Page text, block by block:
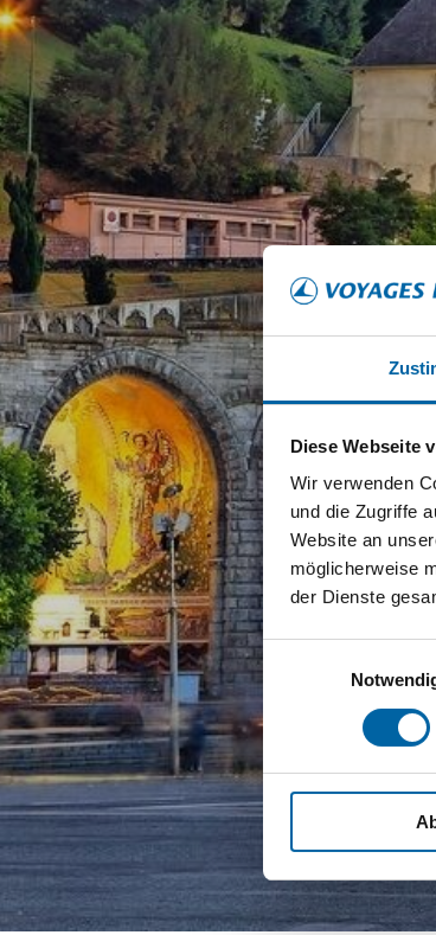
Diese Webseite
Wir verwenden
und die Zugriffe
Website an
möglicherweise
der Dienste
Einwilligungsauswahl